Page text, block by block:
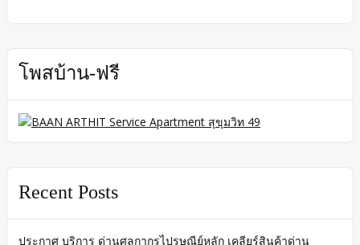
โพสบ้าน-ฟรี
Recent Posts
ประกาศ บริการ ด่านศุลกากรไปรษณีย์หลัก เคลียร์สินค้าด่าน